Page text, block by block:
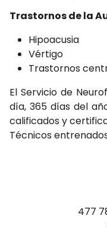
Trastornos de la
Hipoacusia
Vértigo
Trastornos
El Servicio de
día, 365 días del
calificados y
Técnicos
477